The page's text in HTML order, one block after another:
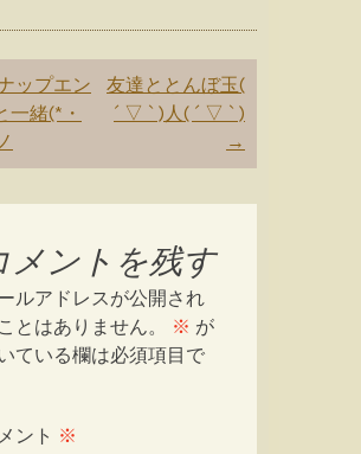
ップエン
一緒(*・
友達ととんぼ玉(
´ ▽ ` )人( ´ ▽ ` )
→
メントを残す
ルアドレスが公開され
とはありません。
※ が
ている欄は必須項目で
ント ※